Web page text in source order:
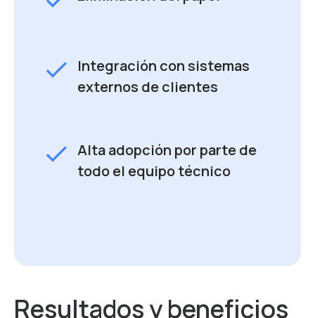
check
Integración con sistemas
externos de clientes
check Alta adopción por parte de
todo el equipo técnico
Resultados y beneficios